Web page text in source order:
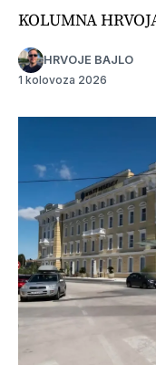
KOLUMNA
HRVOJE BAJLO
1 kolovoza 2026